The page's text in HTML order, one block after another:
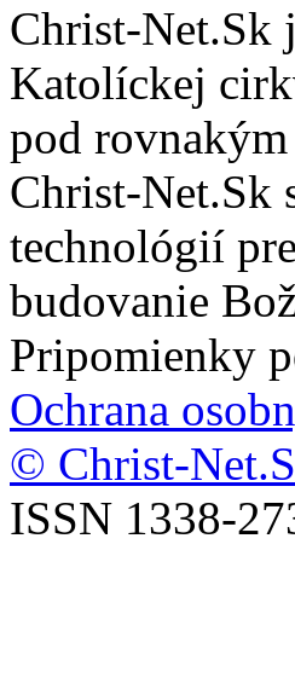
Christ-Net.Sk
Katolíckej
pod
Christ-Net.Sk
technológií
budovanie
Pripomienky
Ochrana
© Christ-
ISSN 1338-